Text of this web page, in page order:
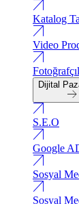
Katalog
Video
Dijital
S.E.O
Google
Sosyal
Sosyal